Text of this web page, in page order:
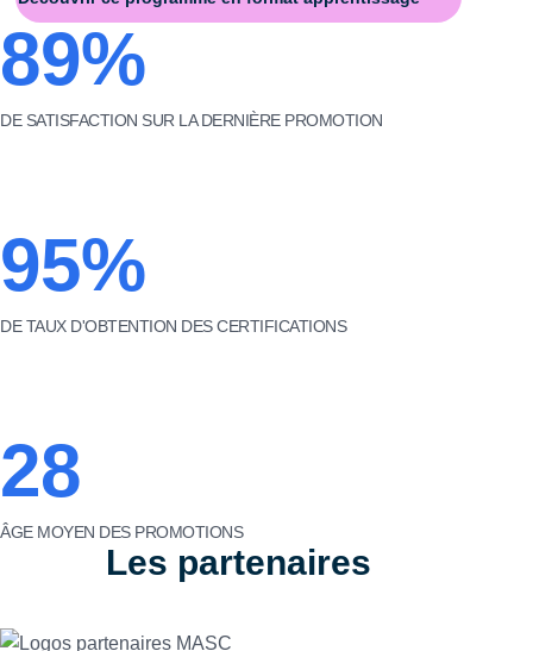
89%
DE SATISFACTION SUR LA DERNIÈRE PROMOTION
95%
DE TAUX D'OBTENTION DES CERTIFICATIONS
28
ÂGE MOYEN DES PROMOTIONS
Les partenaires